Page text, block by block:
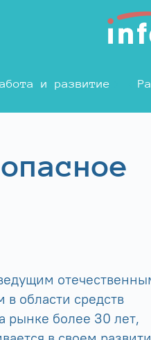
и развитие
области средств
рынке более 30 лет,